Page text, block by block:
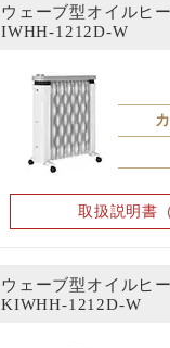
ウェーブ型オイルヒ
IWHH-1212D-W
取扱説明書
ウェーブ型オイルヒ
KIWHH-1212D-W